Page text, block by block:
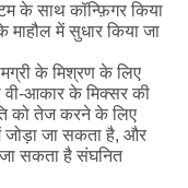
के साथ कॉन्फ़िगर किया
में सुधार किया जा
के मिश्रण के लिए
आकार के मिक्सर की
को तेज करने के लिए
जा सकता है, और
सकता है संघनित